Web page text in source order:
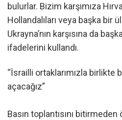
bulurlar. Bizim karşımıza
Hollandalıları veya başka bir
Ukrayna’nın karşısına da
ifadelerini kullandı.
“İsrailli ortaklarımızla birlikte
açacağız”
Basın toplantısını bitirmeden